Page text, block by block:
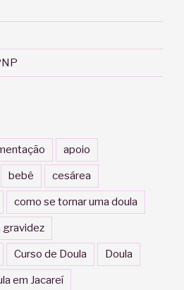
apoio
bebê cesárea
como se tornar uma doula
gravidez
Curso de Doula Doula
em Jacareí